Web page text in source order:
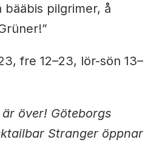
bääbis pilgrimer, å
fre 12–23, lör-sön 13–
över! Göteborgs
Stranger öppnar